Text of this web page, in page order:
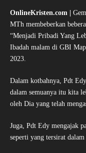
OnlineKristen.com |
MTh membeberkan
“Menjadi Pribadi Yang
Ibadah malam di GBI
2023.
Dalam kotbahnya, Pdt
dalam semuanya itu kita
oleh Dia yang telah
Juga, Pdt Edy mengajak
seperti yang tersirat